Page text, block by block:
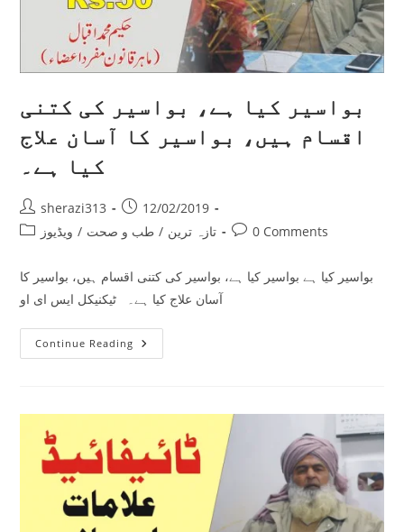
بواسیر کیا ہے، بواسیر کی کتنی
اقسام ہیں، بواسیر کا آسان علاج
کیا ہے۔
Post
author:
sherazi313
Post
published:
12/02/2019
Post
تازہ ترین / طب و صحت / ویڈیوز
Post0 Comments
بواسیر کیا ہے بواسیر کیا ہے، بواسیر کی کتنی اقسام ہیں، بواسیر کا
آسان علاج کیا ہے۔ ٹیکنیکل ایس ای او
Continue Reading بواسیر
کیا
اقسام
بواسیر
کا
آسان
علاج
کیا
ہے۔